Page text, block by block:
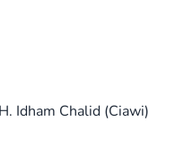
Idham Chalid (Ciawi)